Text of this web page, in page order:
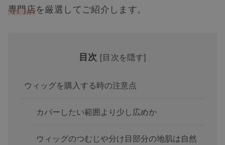
専門店を厳選してご紹介します。
目次 [目次を隠す]
ウィッグを購入する時の注意点
カバーしたい範囲より少し広めか
ウィッグのつむじや分け目部分の地肌は自然